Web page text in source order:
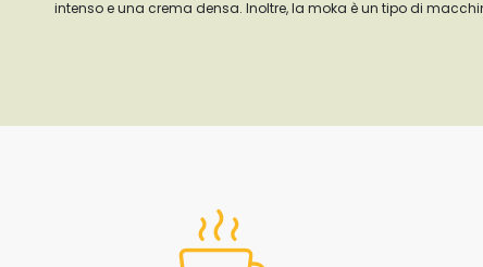
intenso e una crema densa. Inoltre, la moka è un tipo di